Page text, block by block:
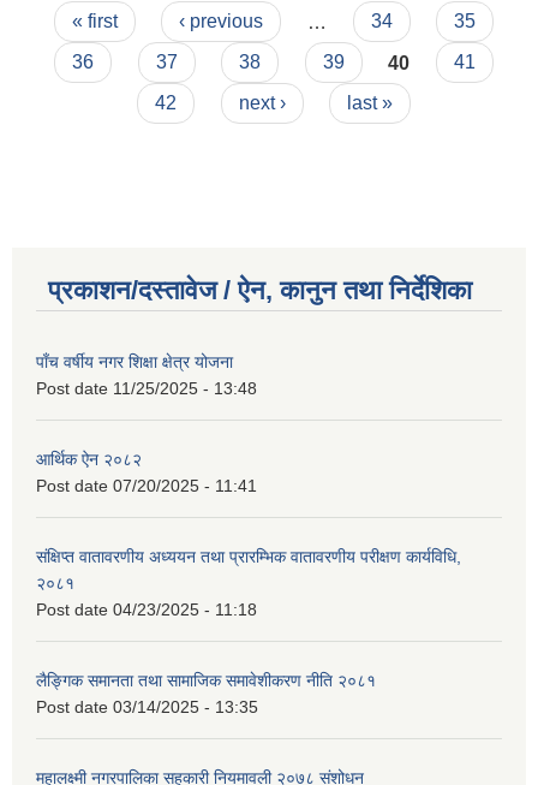
Pages
« first ‹ previous 34
35
36
37 38 39 40
41
42
next › last »
प्रकाशन/दस्तावेज / ऐन, कानुन तथा निर्देशिका
पाँच वर्षीय नगर शिक्षा क्षेत्र योजना
Post date 11/25/2025 - 13:48
आर्थिक ऐन २०८२
Post date 07/20/2025 - 11:41
संक्षिप्त वातावरणीय अध्ययन तथा प्रारम्भिक वातावरणीय परीक्षण कार्यविधि,
२०८१
Post date 04/23/2025 - 11:18
लैङ्गिक समानता तथा सामाजिक समावेशीकरण नीति २०८१
Post date 03/14/2025 - 13:35
महालक्ष्मी नगरपालिका सहकारी नियमावली २०७८ संशोधन